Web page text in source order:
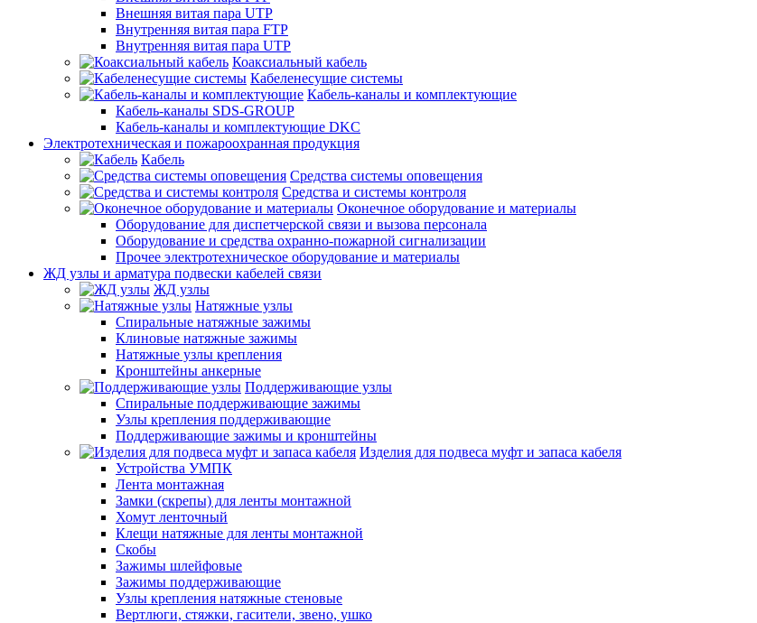
Внешняя витая пара UTP
Внутренняя витая пара FTP
Внутренняя витая пара UTP
Коаксиальный кабель
Кабеленесущие системы
Кабель-каналы и комплектующие
Кабель-каналы SDS-GROUP
Кабель-каналы и комплектующие DKC
Электротехническая и пожароохранная продукция
Кабель
Средства системы оповещения
Средства и системы контроля
Оконечное оборудование и материалы
Оборудование для диспетчерской связи и вызова персонала
Оборудование и средства охранно-пожарной сигнализации
Прочее электротехническое оборудование и материалы
ЖД узлы и арматура подвески кабелей связи
ЖД узлы
Натяжные узлы
Спиральные натяжные зажимы
Клиновые натяжные зажимы
Натяжные узлы крепления
Кронштейны анкерные
Поддерживающие узлы
Спиральные поддерживающие зажимы
Узлы крепления поддерживающие
Поддерживающие зажимы и кронштейны
Изделия для подвеса муфт и запаса кабеля
Устройства УМПК
Лента монтажная
Замки (скрепы) для ленты монтажной
Хомут ленточный
Клещи натяжные для ленты монтажной
Скобы
Зажимы шлейфовые
Зажимы поддерживающие
Узлы крепления натяжные стеновые
Вертлюги, стяжки, гасители, звено, ушко